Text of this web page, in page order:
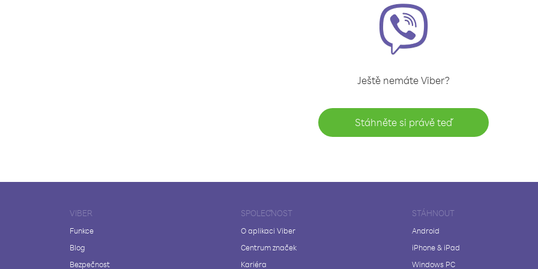
Ještě nemáte Viber?
Stáhněte si právě teď
VIBER
Funkce
Blog
Bezpečnost
SPOLEČNOST
O aplikaci Viber
Centrum značek
Kariéra
STÁHNOUT
Android
iPhone & iPad
Windows PC